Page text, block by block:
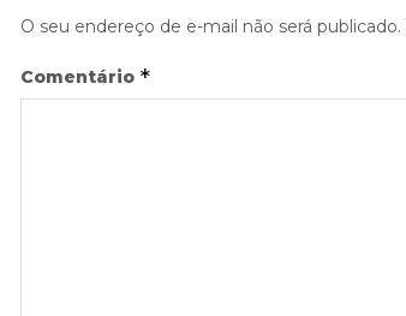
O seu endereço de e-mail não será publicado.
Comentário *